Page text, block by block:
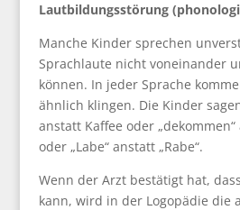
Lautbildungsstörung
Manche Kinder sprechen
Sprachlaute nicht voneinander
können. In jeder Sprache
ähnlich klingen. Die Kinder
anstatt Kaffee oder
oder „Labe“ anstatt „Rabe“.
Wenn der Arzt bestätigt hat,
kann, wird in der Logopädie die